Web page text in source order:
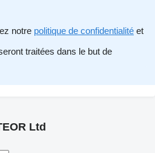
notre politique de confidentialité et
traitées dans le but de
Ltd